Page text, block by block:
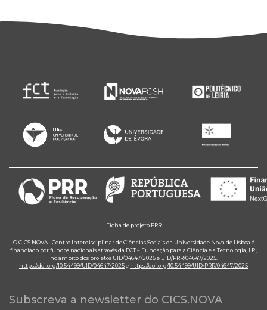
Ficha de projeto PRR
O CICS.NOVA - Centro Interdisciplinar de Ciências Sociais da Universidade Nova de Lisboa é
financiado por fundos nacionais através da FCT – Fundação para a Ciência e a Tecnologia, I.P.,
no âmbito dos projetos UID/04647/2025 e UID/PRR/04647/2025.
https://doi.org/10.54499/UID/04647/2025e https://doi.org/10.54499/UID/PRR/04647/2025
Subscreva a newsletter do CICS.NOVA